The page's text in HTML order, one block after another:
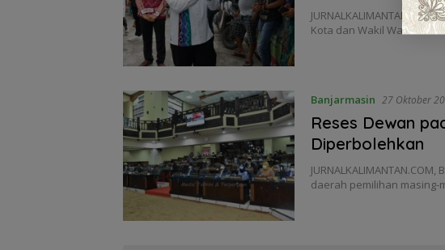
Kota dan Wakil Wali Kota
Banjarmasin 27 Oktober
Reses Dewan
Diperbolehkan
daerah pemilihan masing-